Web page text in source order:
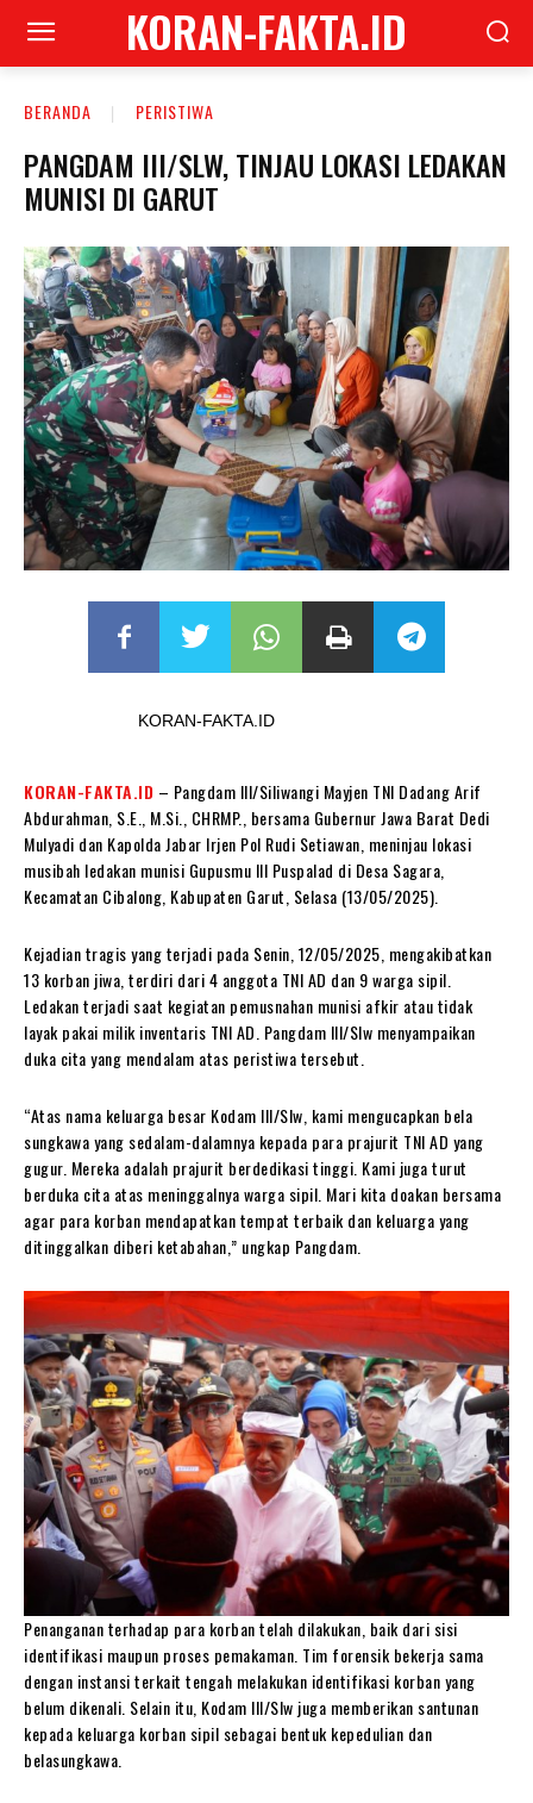
KORAN-FAKTA.ID
BERANDA PERISTIWA
PANGDAM III/SLW, TINJAU LOKASI LEDAKAN
MUNISI DI GARUT
KORAN-FAKTA.ID
KORAN-FAKTA.ID – Pangdam III/Siliwangi Mayjen TNI Dadang Arif
Abdurahman, S.E., M.Si., CHRMP., bersama Gubernur Jawa Barat Dedi
Mulyadi dan Kapolda Jabar Irjen Pol Rudi Setiawan, meninjau lokasi
musibah ledakan munisi Gupusmu III Puspalad di Desa Sagara,
Kecamatan Cibalong, Kabupaten Garut, Selasa (13/05/2025).
Kejadian tragis yang terjadi pada Senin, 12/05/2025, mengakibatkan
13 korban jiwa, terdiri dari 4 anggota TNI AD dan 9 warga sipil.
Ledakan terjadi saat kegiatan pemusnahan munisi afkir atau tidak
layak pakai milik inventaris TNI AD. Pangdam III/Slw menyampaikan
duka cita yang mendalam atas peristiwa tersebut.
“Atas nama keluarga besar Kodam III/Slw, kami mengucapkan bela
sungkawa yang sedalam-dalamnya kepada para prajurit TNI AD yang
gugur. Mereka adalah prajurit berdedikasi tinggi. Kami juga turut
berduka cita atas meninggalnya warga sipil. Mari kita doakan bersama
agar para korban mendapatkan tempat terbaik dan keluarga yang
ditinggalkan diberi ketabahan,” ungkap Pangdam.
Penanganan terhadap para korban telah dilakukan, baik dari sisi
identifikasi maupun proses pemakaman. Tim forensik bekerja sama
dengan instansi terkait tengah melakukan identifikasi korban yang
belum dikenali. Selain itu, Kodam III/Slw juga memberikan santunan
kepada keluarga korban sipil sebagai bentuk kepedulian dan
belasungkawa.